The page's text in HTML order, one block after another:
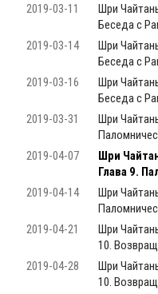
2019-03-11
Шри
Беседа с
2019-03-14
Шри
Беседа с
2019-03-16
Шри
Беседа с
2019-03-31
Шри
2019-04-07
Шри
Глава 9.
2019-04-14
Шри
2019-04-21
Шри
10.
2019-04-28
Шри
10.